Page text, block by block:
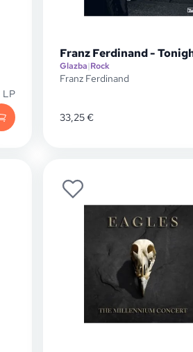
LP
Franz Ferdinand -
Glazba|Rock
Franz Ferdinand
33,25€